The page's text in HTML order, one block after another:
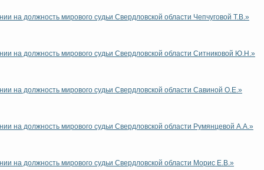
на должность мирового судьи Свердловской области Чепчуговой Т.В.»
на должность мирового судьи Свердловской области Ситниковой Ю.Н.»
на должность мирового судьи Свердловской области Савиной О.Е.»
на должность мирового судьи Свердловской области Румянцевой А.А.»
на должность мирового судьи Свердловской области Морис Е.В.»